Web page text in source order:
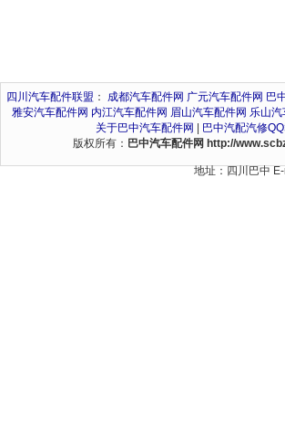
四川汽车配件联盟 ： 成都汽车配件网 广元汽车配件网 巴
雅安汽车配件网 内江汽车配件网 眉山汽车配件网 乐山汽
关于巴中汽车配件网
巴中汽配汽修
版权所有： 巴中汽车配件网 http://
地址：四川巴中